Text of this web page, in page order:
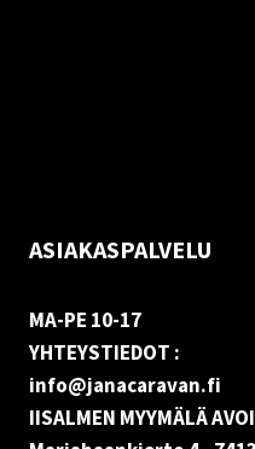
ASIAKASPALVELU
MA-PE 10-17
YHTEYSTIEDOT :
info@janacaravan.fi
IISALMEN MYYMÄLÄ